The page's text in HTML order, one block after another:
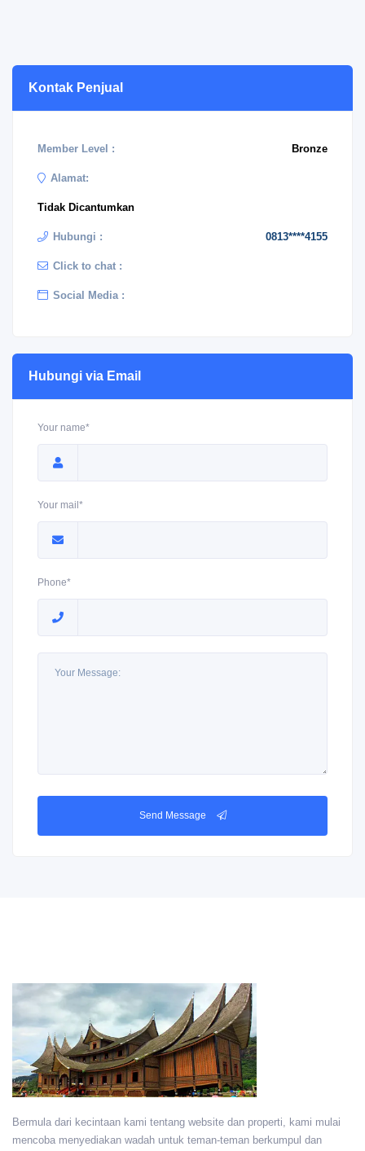
Kontak Penjual
Member Level : Bronze
Alamat:
Tidak Dicantumkan
Hubungi : 0813****4155
Click to chat :
Social Media :
Hubungi via Email
Your name*
Your mail*
Phone*
Send Message
Bermula dari kecintaan kami tentang website dan properti, kami mulai
mencoba menyediakan wadah untuk teman-teman berkumpul dan